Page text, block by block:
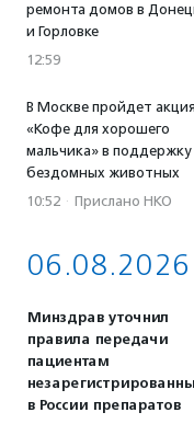
ремонта домов в
и Горловке
12:59
В Москве пройдет акция
«Кофе для хорошего
мальчика» в поддержку
бездомных животных
10:52 · Прислано НКО
06.08.2026
Минздрав уточнил
правила передачи
пациентам
в России препаратов